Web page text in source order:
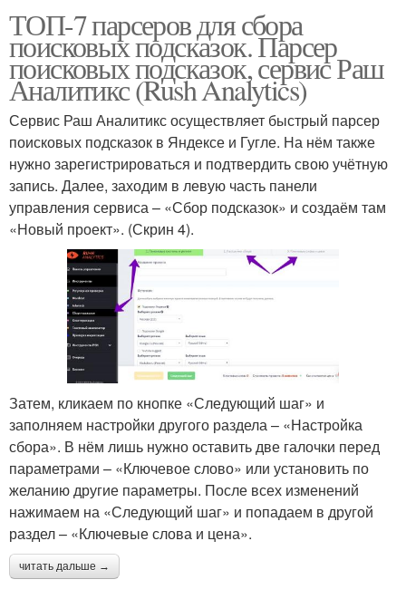
ТОП-7 парсеров для сбора
поисковых подсказок. Парсер
поисковых подсказок, сервис Раш
Аналитикс (Rush Analytics)
Сервис Раш Аналитикс осуществляет быстрый парсер
поисковых подсказок в Яндексе и Гугле. На нём также
нужно зарегистрироваться и подтвердить свою учётную
запись. Далее, заходим в левую часть панели
управления сервиса – «Сбор подсказок» и создаём там
«Новый проект». (Скрин 4).
Затем, кликаем по кнопке «Следующий шаг» и
заполняем настройки другого раздела – «Настройка
сбора». В нём лишь нужно оставить две галочки перед
параметрами – «Ключевое слово» или установить по
желанию другие параметры. После всех изменений
нажимаем на «Следующий шаг» и попадаем в другой
раздел – «Ключевые слова и цена».
читать дальше →